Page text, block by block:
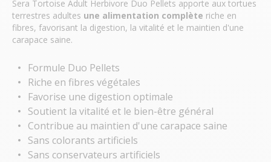
Sera Tortoise Adult Herbivore Duo Pellets apporte aux tortues
terrestres adultes une alimentation complète riche en
fibres, favorisant la digestion, la vitalité et le maintien d'une
carapace saine.
Formule Duo Pellets
Riche en fibres végétales
Favorise une digestion optimale
Soutient la vitalité et le bien-être général
Contribue au maintien d'une carapace saine
Sans colorants artificiels
Sans conservateurs artificiels